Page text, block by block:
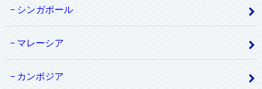
シンガポール
マレーシア
カンボジア